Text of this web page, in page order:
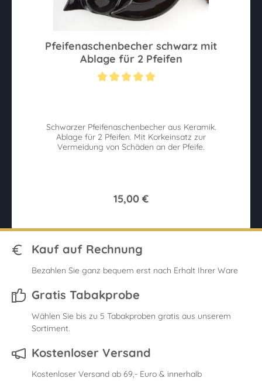
Pfeifenaschenbecher schwarz mit
Ablage für 2 Pfeifen
Schwarzer Pfeifenaschenbecher aus Keramik.
Ablage für 2 Pfeifen. Mit Korkeinsatz zur
Vermeidung von Schäden an der Pfeife.
15,00 €
Kauf auf Rechnung
Bezahlen Sie ganz bequem erst nach Erhalt Ihrer Ware
Gratis Tabakprobe
Wählen Sie bis zu 5 Tabakproben gratis aus unserem
Sortiment.
Kostenloser Versand
Kostenloser Versand ab 69,- Euro & innerhalb